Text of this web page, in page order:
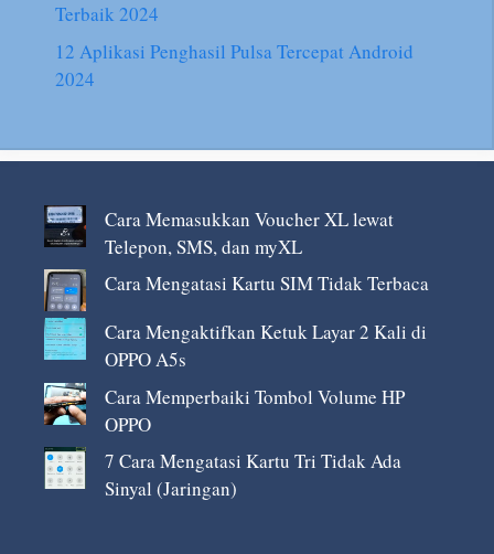
Terbaik 2024
12 Aplikasi Penghasil Pulsa Tercepat Android
2024
Cara Memasukkan Voucher XL lewat
Telepon, SMS, dan myXL
Cara Mengatasi Kartu SIM Tidak Terbaca
Cara Mengaktifkan Ketuk Layar 2 Kali di
OPPO A5s
Cara Memperbaiki Tombol Volume HP
OPPO
7 Cara Mengatasi Kartu Tri Tidak Ada
Sinyal (Jaringan)